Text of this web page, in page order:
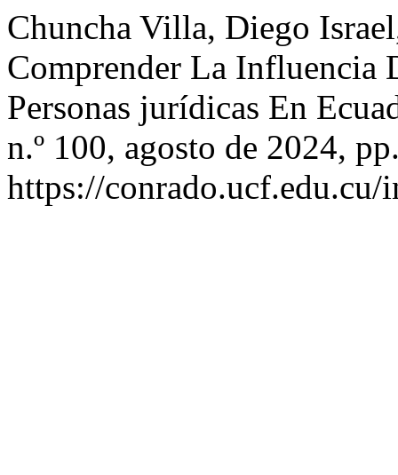
Chuncha Villa, Diego
Comprender La Influencia
Personas jurídicas En
n.º 100, agosto de 2024,
https://